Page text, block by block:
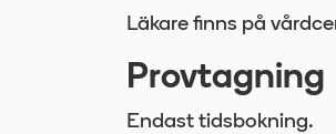
Läkare finns på
Provtagning
Endast tidsbokning.